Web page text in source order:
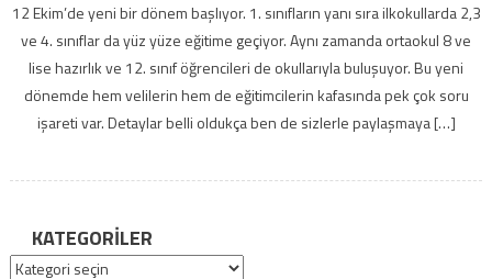
12 Ekim’de yeni bir dönem başlıyor. 1. sınıfların yanı sıra ilkokullarda 2,3
ve 4. sınıflar da yüz yüze eğitime geçiyor. Aynı zamanda ortaokul 8 ve
lise hazırlık ve 12. sınıf öğrencileri de okullarıyla buluşuyor. Bu yeni
dönemde hem velilerin hem de eğitimcilerin kafasında pek çok soru
işareti var. Detaylar belli oldukça ben de sizlerle paylaşmaya […]
KATEGORILER
Kategoriler